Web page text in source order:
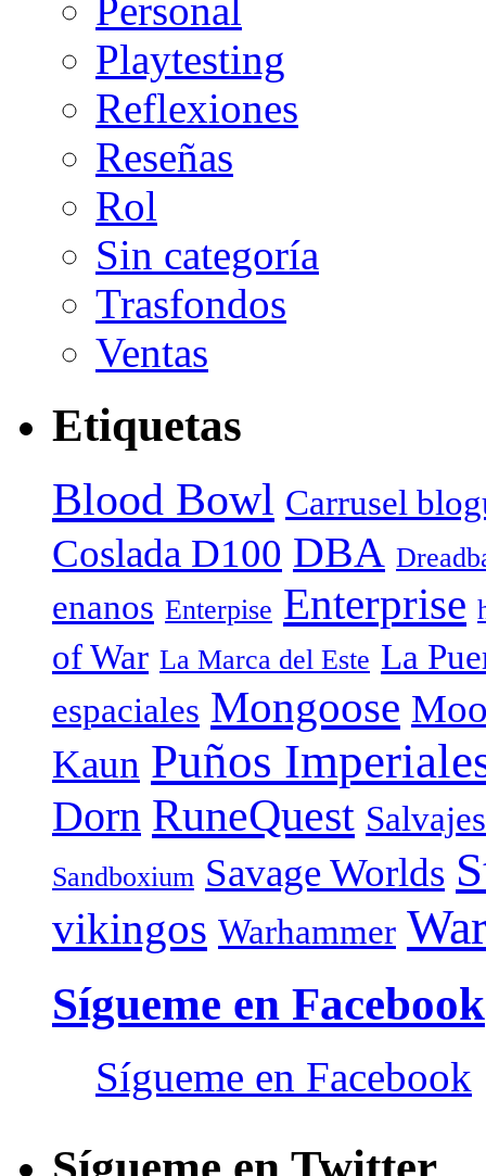
Personal
Playtesting
Reflexiones
Reseñas
Rol
Sin categoría
Trasfondos
Ventas
Etiquetas
Blood Bowl Carrusel
Coslada D100 DBA
enanos Enterpise Enterprise
of War La Marca del Este La
espaciales Mongoose
Kaun Puños
Dorn RuneQuest
Sandboxium Savage Worlds
vikingos Warhammer
Sígueme en Facebook
Sígueme en Facebook